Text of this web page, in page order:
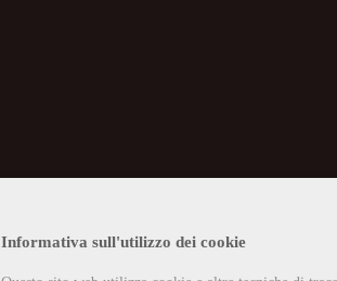
Informativa sull'utilizzo dei cookie
CHIUSURA